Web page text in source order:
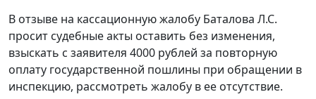
В отзыве на кассационную жалобу Баталова Л.С.
просит судебные акты оставить без изменения,
взыскать с заявителя 4000 рублей за повторную
оплату государственной пошлины при обращении в
инспекцию, рассмотреть жалобу в ее отсутствие.